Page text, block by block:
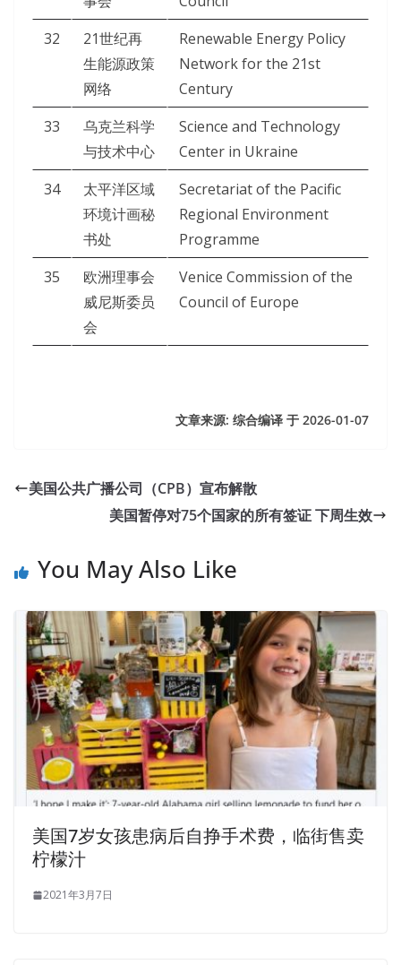
32
21世纪再
生能源政策
网络
Renewable Energy Policy
Network for the 21st
Century
33
乌克兰科学
与技术中心
Science and Technology
Center in Ukraine
34
太平洋区域
环境计画秘
书处
Secretariat of the Pacific
Regional Environment
Programme
35
欧洲理事会
威尼斯委员
会
Venice Commission of the
Council of Europe
文章来源: 综合编译 于 2026-01-07
美国公共广播公司（CPB）宣布解散
美国暂停对75个国家的所有签证 下周生效
You May Also Like
美国7岁女孩患病后自挣手术费，临街售卖
柠檬汁
2021年3月7日